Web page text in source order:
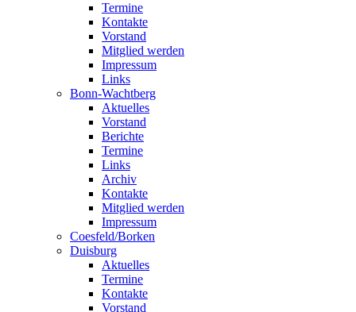
Termine
Kontakte
Vorstand
Mitglied werden
Impressum
Links
Bonn-Wachtberg
Aktuelles
Vorstand
Berichte
Termine
Links
Archiv
Kontakte
Mitglied werden
Impressum
Coesfeld/Borken
Duisburg
Aktuelles
Termine
Kontakte
Vorstand